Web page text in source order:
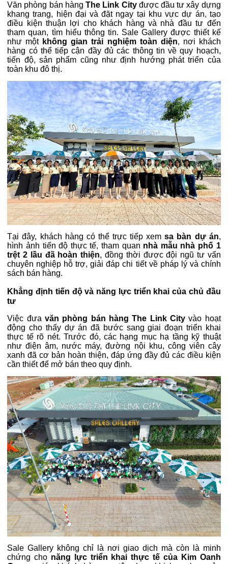
Văn phòng bán hàngThe Link Cityđược đầu tư xây dựng
khang trang, hiện đại và đặt ngay tại khu vực dự án, tạo
điều kiện thuận lợi cho khách hàng và nhà đầu tư đến
tham quan, tìm hiểu thông tin. Sale Gallery được thiết kế
như một không gian trải nghiệm toàn diện, nơi khách
hàng có thể tiếp cận đầy đủ các thông tin về quy hoạch,
tiến độ, sản phẩm cũng như định hướng phát triển của
toàn khu đô thị.
Tại đây, khách hàng có thể trực tiếp xemsa bàn dự án,
hình ảnh tiến độ thực tế, tham quan nhà mẫu nhà phố 1
trệt 2 lầu đã hoàn thiện, đồng thời được đội ngũ tư vấn
chuyên nghiệp hỗ trợ, giải đáp chi tiết về pháp lý và chính
sách bán hàng.
Khẳng định tiến độ và năng lực triển khai của chủ đầu
tư
Việc đưa văn phòng bán hàng The Link City vào hoạt
động cho thấy dự án đã bước sang giai đoạn triển khai
thực tế rõ nét. Trước đó, các hạng mục hạ tầng kỹ thuật
như điện âm, nước máy, đường nội khu, công viên cây
xanh đã cơ bản hoàn thiện, đáp ứng đầy đủ các điều kiện
cần thiết để mở bán theo quy định.
Sale Gallery không chỉ là nơi giao dịch mà còn là minh
chứng cho năng lực triển khai thực tế của Kim Oanh